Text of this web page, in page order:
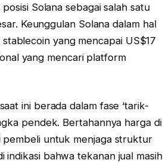
Solana sebagai salah satu
Keunggulan Solana dalam hal
yang mencapai US$17
yang mencari platform
ini berada dalam fase ‘tarik-
pendek. Bertahannya harga di
pembeli untuk menjaga struktur
indikasi bahwa tekanan jual masih